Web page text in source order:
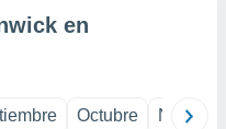
en
Octubre